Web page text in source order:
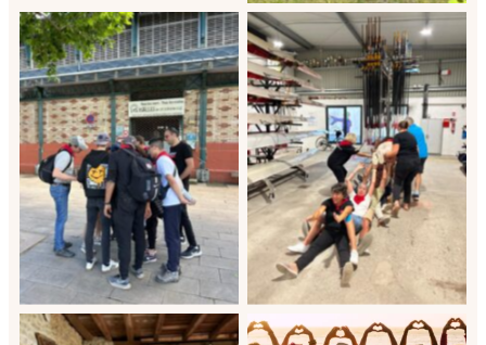
Animation Saint Jean de
Luz évènement apksmile
Animation team building
entreprise Pays basque